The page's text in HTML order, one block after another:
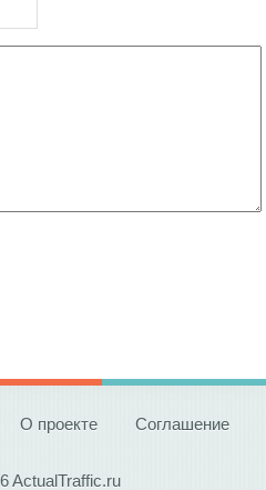
О проекте Соглашение
ActualTraffic.ru